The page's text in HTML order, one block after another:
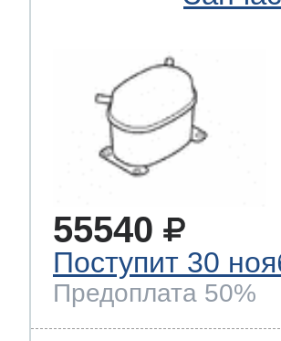
55540
Поступит 30
Предоплата 50%